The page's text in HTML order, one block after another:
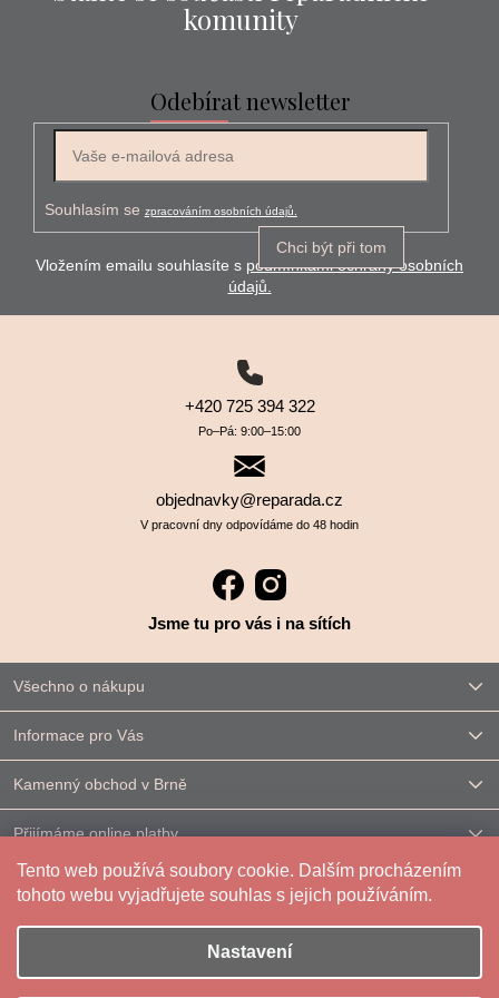
Tento web používá soubory cookie. Dalším procházením
tohoto webu vyjadřujete souhlas s jejich používáním.
Nastavení
komunity
Odebírat newsletter
Souhlasím se zpracováním osobních údajů.
Chci být při tom
Vložením emailu souhlasíte s podmínkami ochrany osobních
údajů.
+420 725 394 322
Po–⁠⁠⁠⁠⁠⁠Pá: 9:00–⁠⁠⁠⁠⁠⁠15:00
objednavky@reparada.cz
V pracovní dny odpovídáme do 48 hodin
Jsme tu pro vás i na sítích
Všechno o nákupu
Informace pro Vás
Kamenný obchod v Brně
Přijímáme online platby
Kontakt
Vytvořil Shoptet|Upravilo